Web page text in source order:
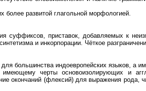
более развитой глагольной морфологией.
суффиксов, приставок, добавляемых к
и инкорпорации. Чёткое
большинства индоевропейских языков, а
черты основоизолирующих и
окончаний (флексий) для выражения